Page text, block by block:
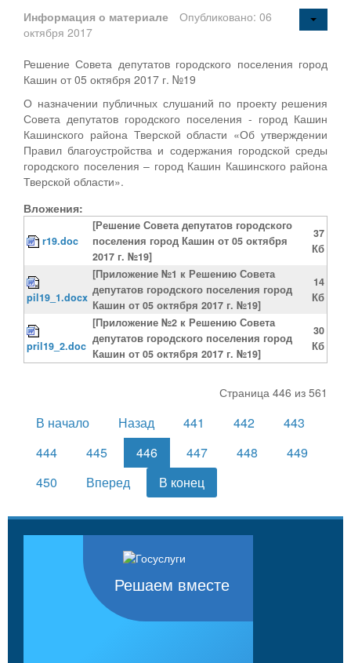
Информация о материале
Опубликовано: 06
октября 2017
Решение Совета депутатов городского поселения город
Кашин от 05 октября 2017 г. №19
О назначении публичных слушаний по проекту решения
Совета депутатов городского поселения - город Кашин
Кашинского района Тверской области «Об утверждении
Правил благоустройства и содержания городской среды
городского поселения – город Кашин Кашинского района
Тверской области».
Вложения:
r19.doc
[Решение Совета депутатов городского
поселения город Кашин от 05 октября
2017 г. №19]
37
Кб
pil19_1.docx
[Приложение №1 к Решению Совета
депутатов городского поселения город
Кашин от 05 октября 2017 г. №19]
14
Кб
pril19_2.doc
[Приложение №2 к Решению Совета
депутатов городского поселения город
Кашин от 05 октября 2017 г. №19]
30
Кб
Страница 446 из 561
В начало Назад 441 442
443
444
445 446 447 448
449
450
Вперед В конец
Решаем вместе